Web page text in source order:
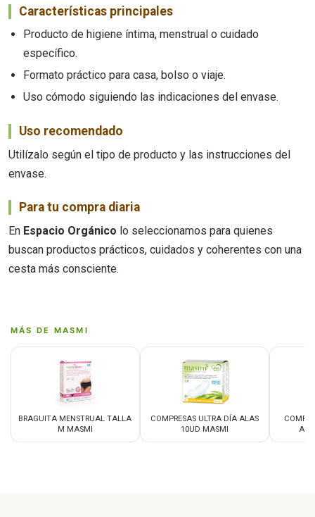
Características principales
Producto de higiene íntima, menstrual o cuidado
específico.
Formato práctico para casa, bolso o viaje.
Uso cómodo siguiendo las indicaciones del envase.
Uso recomendado
Utilízalo según el tipo de producto y las instrucciones del
envase.
Para tu compra diaria
En Espacio Orgánico lo seleccionamos para quienes
buscan productos prácticos, cuidados y coherentes con una
cesta más consciente.
MÁS DE MASMI
BRAGUITA MENSTRUAL TALLA
M MASMI
COMPRESAS ULTRA DÍA ALAS
10UD MASMI